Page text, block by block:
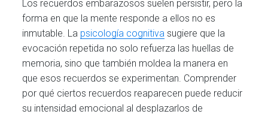
Los recuerdos embarazosos suelen persistir, pero la
forma en que la mente responde a ellos no es
inmutable. La psicología cognitiva sugiere que la
evocación repetida no solo refuerza las huellas de
memoria, sino que también moldea la manera en
que esos recuerdos se experimentan. Comprender
por qué ciertos recuerdos reaparecen puede reducir
su intensidad emocional al desplazarlos de